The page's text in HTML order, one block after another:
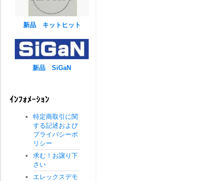
新品 キットヒット
新品 SiGaN
ｲﾝﾌｫﾒｰｼｮﾝ
特定商取引に関
する記述および
プライバシーポ
リシー
求む！お譲り下
さい
エレックスデモ